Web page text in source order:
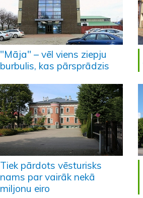
"Māja" – vēl viens ziepju
burbulis, kas pārsprādzis
Tiek pārdots vēsturisks
nams par vairāk nekā
miljonu eiro